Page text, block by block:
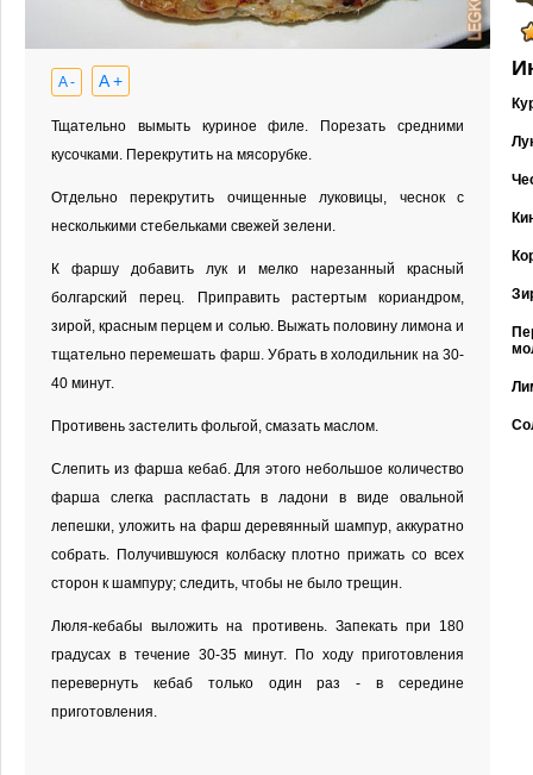
A - A +
Тщательно вымыть куриное филе. Порезать средними
кусочками. Перекрутить на мясорубке.
Отдельно перекрутить очищенные луковицы, чеснок с
несколькими стебельками свежей зелени.
К фаршу добавить лук и мелко нарезанный красный
болгарский перец. Приправить растертым кориандром,
зирой, красным перцем и солью. Выжать половину лимона и
тщательно перемешать фарш. Убрать в холодильник на 30-
40 минут.
Противень застелить фольгой, смазать маслом.
Слепить из фарша кебаб. Для этого небольшое количество
фарша слегка распластать в ладони в виде овальной
лепешки, уложить на фарш деревянный шампур, аккуратно
собрать. Получившуюся колбаску плотно прижать со всех
сторон к шампуру; следить, чтобы не было трещин.
Люля-кебабы выложить на противень. Запекать при 180
градусах в течение 30-35 минут. По ходу приготовления
перевернуть кебаб только один раз - в середине
приготовления.